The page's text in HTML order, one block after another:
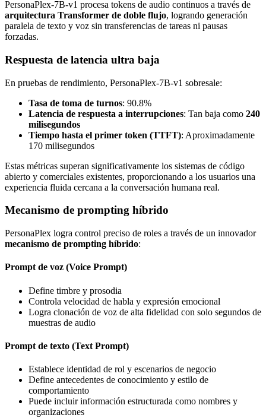
PersonaPlex-7B-v1 procesa tokens de audio continuos a través de
arquitectura Transformer de doble flujo, logrando generación
paralela de texto y voz sin transferencias de tareas ni pausas
forzadas.
Respuesta de latencia ultra baja
En pruebas de rendimiento, PersonaPlex-7B-v1 sobresale:
Tasa de toma de turnos: 90.8%
Latencia de respuesta a interrupciones: Tan baja como 240
milisegundos
Tiempo hasta el primer token (TTFT): Aproximadamente
170 milisegundos
Estas métricas superan significativamente los sistemas de código
abierto y comerciales existentes, proporcionando a los usuarios una
experiencia fluida cercana a la conversación humana real.
Mecanismo de prompting híbrido
PersonaPlex logra control preciso de roles a través de un innovador
mecanismo de prompting híbrido:
Prompt de voz (Voice Prompt)
Define timbre y prosodia
Controla velocidad de habla y expresión emocional
Logra clonación de voz de alta fidelidad con solo segundos de
muestras de audio
Prompt de texto (Text Prompt)
Establece identidad de rol y escenarios de negocio
Define antecedentes de conocimiento y estilo de
comportamiento
Puede incluir información estructurada como nombres y
organizaciones